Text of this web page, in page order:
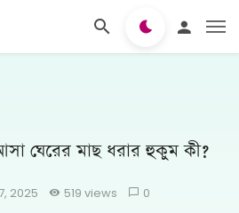
ঘেরের মাছ ধরার হুকুম কী?
2025 519 views 0